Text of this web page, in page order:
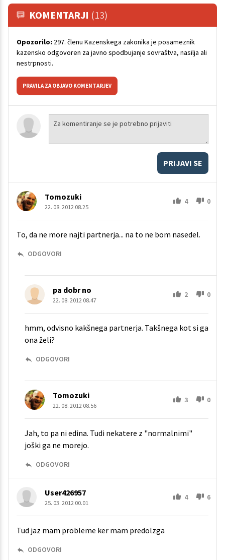
KOMENTARJI (13)
Opozorilo: 297. členu Kazenskega zakonika je posameznik
kazensko odgovoren za javno spodbujanje sovraštva, nasilja ali
nestrpnosti.
PRAVILA ZA OBJAVO KOMENTARJEV
PRIJAVI SE
Tomozuki
22. 08. 2012 08.25
4 0
To, da ne more najti partnerja... na to ne bom nasedel.
ODGOVORI
pa dobr no
22. 08. 2012 08.47
2 0
hmm, odvisno kakšnega partnerja. Takšnega kot si ga
ona želi?
ODGOVORI
Tomozuki
22. 08. 2012 08.56
3 0
Jah, to pa ni edina. Tudi nekatere z "normalnimi"
joški ga ne morejo.
ODGOVORI
User426957
25. 03. 2012 00.01
4 6
Tud jaz mam probleme ker mam predolzga
ODGOVORI